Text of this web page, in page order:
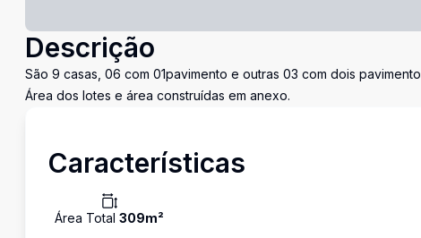
Descrição
São 9 casas, 06 com 01pavimento e outras 03 com dois
Área dos lotes e área construídas em anexo.
Características
Área Total 309m²